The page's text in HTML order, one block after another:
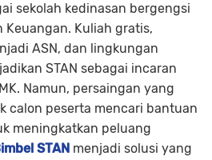
sekolah kedinasan bergengsi
Kuliah gratis,
ASN, dan lingkungan
STAN sebagai incaran
Namun, persaingan yang
calon peserta mencari bantuan
meningkatkan peluang
STAN menjadi solusi yang